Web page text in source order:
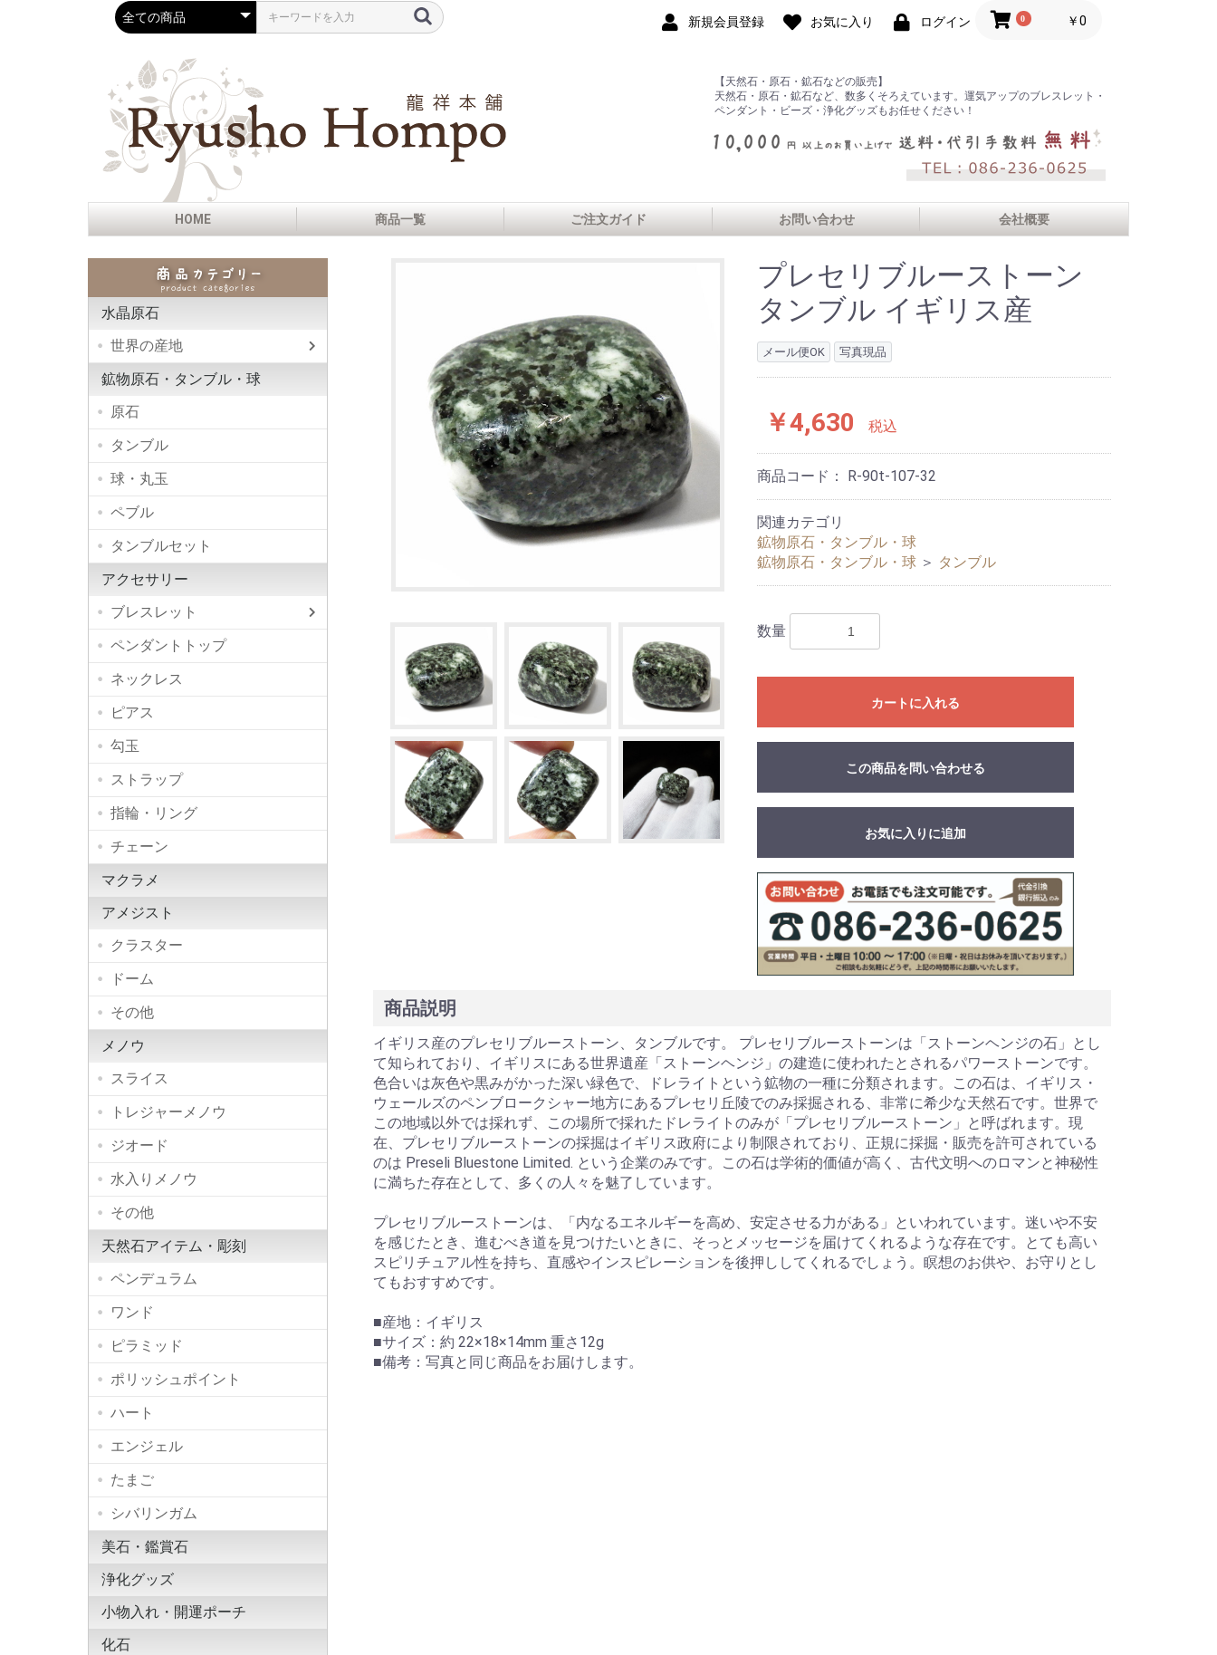
新規会員登録 お気に入り ログイン 0 ￥0
【天然石・原石・鉱石などの販売】
天然石・原石・鉱石など、数多くそろえています。運気アップのブレスレット・
ペンダント・ビーズ・浄化グッズもお任せください！
HOME 商品一覧 ご注文ガイド お問い合わせ 会社概要
水晶原石
世界の産地
ガネーシュヒマール産
ハーキマーダイヤモン
アーカンソー州産
ニューヨーク州産
モンブランクォーツ
鉱物原石・タンブル・球
原石
タンブル
球・丸玉
ペブル
タンブルセット
アクセサリー
ブレスレット
ペンダントトップ
ネックレス
ピアス
勾玉
ストラップ
指輪・リング
チェーン
マクラメ
アメジスト
クラスター
ドーム
その他
メノウ
スライス
トレジャーメノウ
ジオード
水入りメノウ
その他
天然石アイテム・彫刻
ペンデュラム
ワンド
ピラミッド
ポリッシュポイント
ハート
エンジェル
たまご
シバリンガム
美石・鑑賞石
浄化グッズ
小物入れ・開運ポーチ
化石
プレセリブルーストーン
タンブル イギリス産
メール便OK 写真現品
￥4,630 税込
商品コード： R-90t-107-32
関連カテゴリ
鉱物原石・タンブル・球
鉱物原石・タンブル・球 ＞ タンブル
数量
カートに入れる
この商品を問い合わせる
お気に入りに追加
商品説明
イギリス産のプレセリブルーストーン、タンブルです。 プレセリブルーストーンは「ストーンヘンジの石」とし
て知られており、イギリスにある世界遺産「ストーンヘンジ」の建造に使われたとされるパワーストーンです。
色合いは灰色や黒みがかった深い緑色で、ドレライトという鉱物の一種に分類されます。この石は、イギリス・
ウェールズのペンブロークシャー地方にあるプレセリ丘陵でのみ採掘される、非常に希少な天然石です。世界で
この地域以外では採れず、この場所で採れたドレライトのみが「プレセリブルーストーン」と呼ばれます。現
在、プレセリブルーストーンの採掘はイギリス政府により制限されており、正規に採掘・販売を許可されている
のは Preseli Bluestone Limited. という企業のみです。この石は学術的価値が高く、古代文明へのロマンと神秘性
に満ちた存在として、多くの人々を魅了しています。
プレセリブルーストーンは、「内なるエネルギーを高め、安定させる力がある」といわれています。迷いや不安
を感じたとき、進むべき道を見つけたいときに、そっとメッセージを届けてくれるような存在です。とても高い
スピリチュアル性を持ち、直感やインスピレーションを後押ししてくれるでしょう。瞑想のお供や、お守りとし
てもおすすめです。
■産地：イギリス
■サイズ：約 22×18×14mm 重さ12g
■備考：写真と同じ商品をお届けします。